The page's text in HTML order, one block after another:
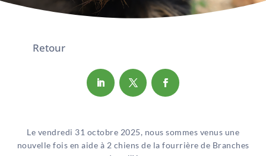
Retour
Le vendredi 31 octobre 2025, nous sommes venus une
nouvelle fois en aide à 2 chiens de la fourrière de Branches